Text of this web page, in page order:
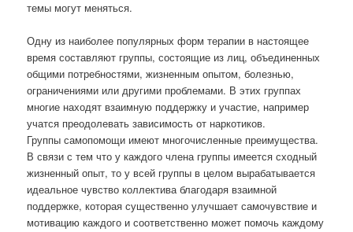
темы могут меняться.
Одну из наиболее популярных форм терапии в настоящее
время составляют группы, состоящие из лиц, объединенных
общими потребностями, жизненным опытом, болезнью,
ограничениями или другими проблемами. В этих группах
многие находят взаимную поддержку и участие, например
учатся преодолевать зависимость от наркотиков.
Группы самопомощи имеют многочисленные преимущества.
В связи с тем что у каждого члена группы имеется сходный
жизненный опыт, то у всей группы в целом вырабатывается
идеальное чувство коллектива благодаря взаимной
поддержке, которая существенно улучшает самочувствие и
мотивацию каждого и соответственно может помочь каждому